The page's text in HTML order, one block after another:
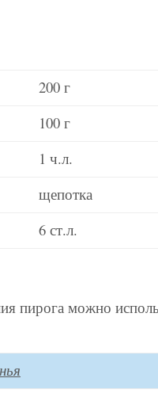
200 г
100 г
1 ч.л.
щепотка
6 ст.л.
пирога можно